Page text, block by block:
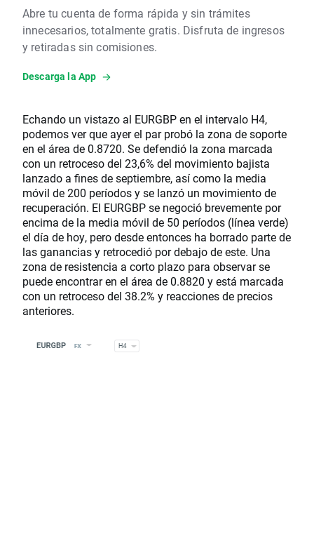
Abre tu cuenta de forma rápida y sin trámites
innecesarios, totalmente gratis. Disfruta de ingresos
y retiradas sin comisiones.
Descarga la App
Echando un vistazo al EURGBP en el intervalo H4,
podemos ver que ayer el par probó la zona de soporte
en el área de 0.8720. Se defendió la zona marcada
con un retroceso del 23,6% del movimiento bajista
lanzado a fines de septiembre, así como la media
móvil de 200 períodos y se lanzó un movimiento de
recuperación. El EURGBP se negoció brevemente por
encima de la media móvil de 50 períodos (línea verde)
el día de hoy, pero desde entonces ha borrado parte de
las ganancias y retrocedió por debajo de este. Una
zona de resistencia a corto plazo para observar se
puede encontrar en el área de 0.8820 y está marcada
con un retroceso del 38.2% y reacciones de precios
anteriores.